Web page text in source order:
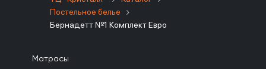
Постельное белье
Бернадетт №1 Комплект Евро
Матрасы